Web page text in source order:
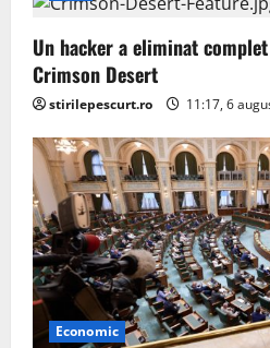
Un hacker a eliminat
Crimson Desert
stirilepescurt.ro 11:17, 6
Economic